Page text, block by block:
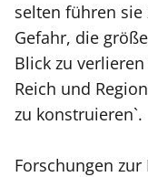
selten führen sie
Gefahr, die
Blick zu
Reich und
zu konstruieren`.
Forschungen